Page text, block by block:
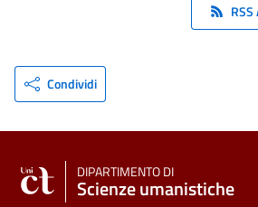
RSS
Condividi
DIPARTIMENTO DI
Scienze umanistiche